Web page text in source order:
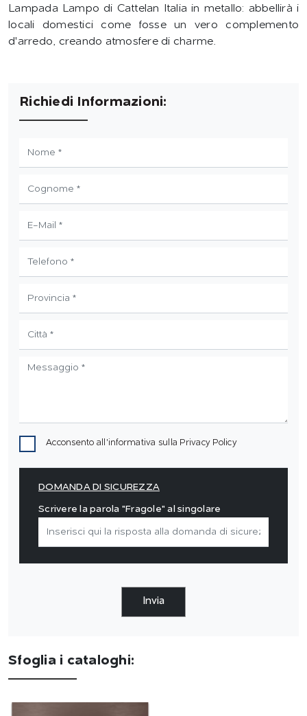
Lampada Lampo di Cattelan Italia in metallo: abbellirà i
locali domestici come fosse un vero complemento
d'arredo, creando atmosfere di charme.
Richiedi Informazioni:
Acconsento all'informativa sulla Privacy Policy
DOMANDA DI SICUREZZA
Scrivere la parola "Fragole" al singolare
Invia
Sfoglia i cataloghi: